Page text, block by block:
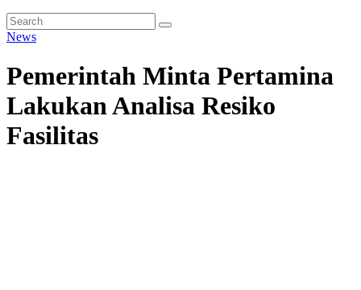
News
Pemerintah Minta Pertamina
Lakukan Analisa Resiko
Fasilitas